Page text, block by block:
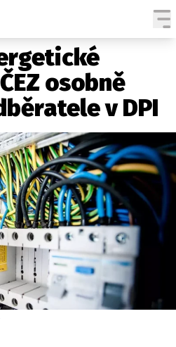
ČESKÉ CELEBRITY
SVĚTOVÉ CELEBRITY
NÁS NA
fotku nebo video?
na newsbox.cz
osobně
v DPI